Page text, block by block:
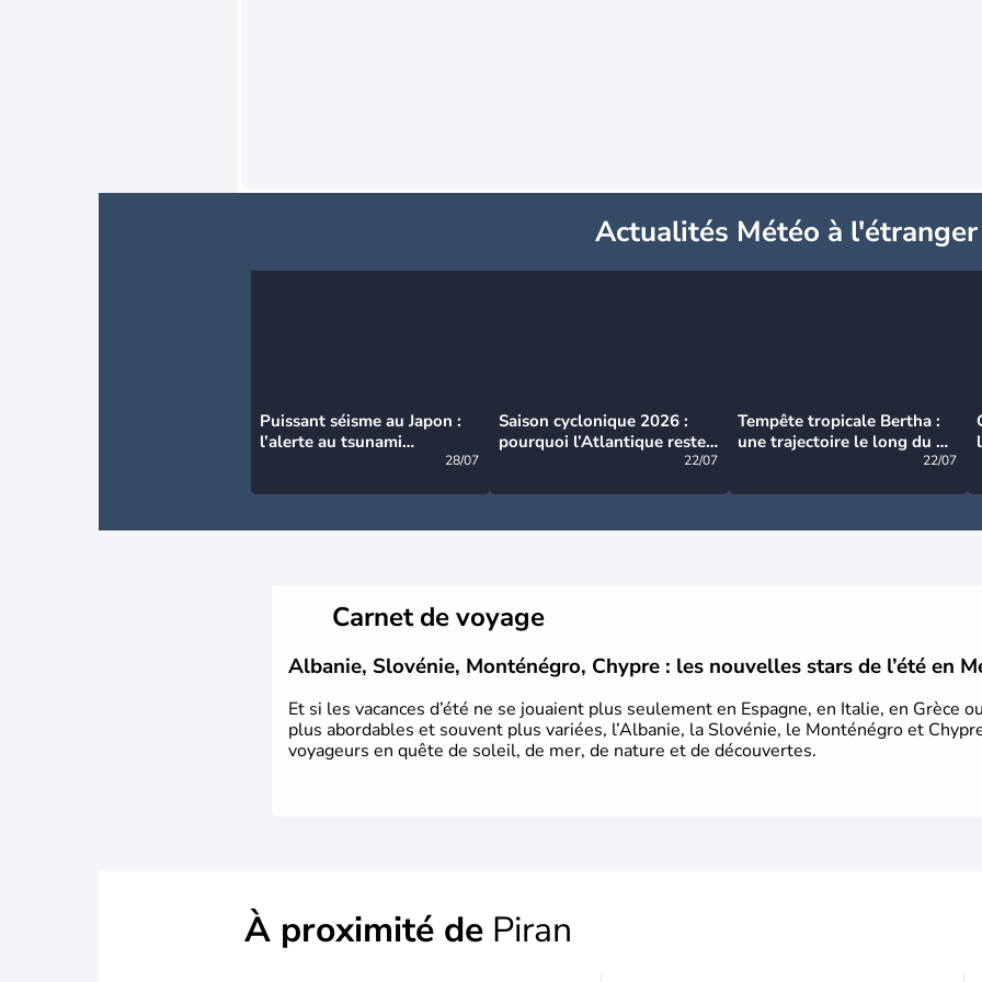
Actualités Météo à l'étranger
Puissant séisme au Japon :
l’alerte au tsunami
28/07
Saison cyclonique 2026 :
pourquoi l’Atlantique reste
22/07
Tempête tropicale Bertha :
une trajectoire le long du du
22/07
Carnet de voyage
Albanie, Slovénie, Monténégro, Chypre : les nouvelles stars de l’été en
Et si les vacances d’été ne se jouaient plus seulement en Espagne, en Italie, en Grèce
plus abordables et souvent plus variées, l’Albanie, la Slovénie, le Monténégro et
voyageurs en quête de soleil, de mer, de nature et de découvertes.
À proximité de Piran